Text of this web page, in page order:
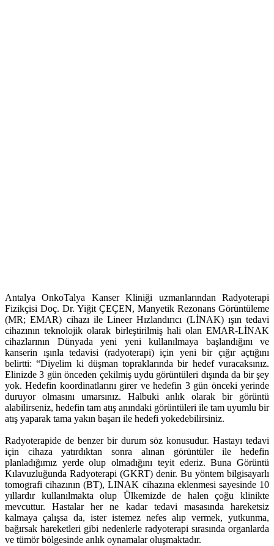
Antalya OnkoTalya Kanser Kliniği uzmanlarından Radyoterapi
Fizikçisi Doç. Dr. Yiğit ÇEÇEN, Manyetik Rezonans Görüntüleme
(MR; EMAR) cihazı ile Lineer Hızlandırıcı (LİNAK) ışın tedavi
cihazının teknolojik olarak birleştirilmiş hali olan EMAR-LİNAK
cihazlarının Dünyada yeni yeni kullanılmaya başlandığını ve
kanserin ışınla tedavisi (radyoterapi) için yeni bir çığır açtığını
belirtti: “Diyelim ki düşman topraklarında bir hedef vuracaksınız.
Elinizde 3 gün önceden çekilmiş uydu görüntüleri dışında da bir şey
yok. Hedefin koordinatlarını girer ve hedefin 3 gün önceki yerinde
duruyor olmasını umarsınız. Halbuki anlık olarak bir görüntü
alabilirseniz, hedefin tam atış anındaki görüntüleri ile tam uyumlu bir
atış yaparak tama yakın başarı ile hedefi yokedebilirsiniz.
Radyoterapide de benzer bir durum söz konusudur. Hastayı tedavi
için cihaza yatırdıktan sonra alınan görüntüler ile hedefin
planladığımız yerde olup olmadığını teyit ederiz. Buna Görüntü
Kılavuzluğunda Radyoterapi (GKRT) denir. Bu yöntem bilgisayarlı
tomografi cihazının (BT), LINAK cihazına eklenmesi sayesinde 10
yıllardır kullanılmakta olup Ülkemizde de halen çoğu klinikte
mevcuttur. Hastalar her ne kadar tedavi masasında hareketsiz
kalmaya çalışsa da, ister istemez nefes alıp vermek, yutkunma,
bağırsak hareketleri gibi nedenlerle radyoterapi sırasında organlarda
ve tümör bölgesinde anlık oynamalar oluşmaktadır.